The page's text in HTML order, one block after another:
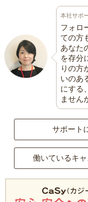
本社サポ
フォロ
ての方
あなた
を存分
りの方
いのあ
にする
ません
サポート
働いているキ